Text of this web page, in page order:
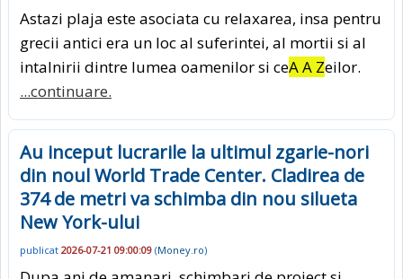
Astazi plaja este asociata cu relaxarea, insa pentru
grecii antici era un loc al suferintei, al mortii si al
intalnirii dintre lumea oamenilor si ceA A Zeilor.
...continuare.
Au inceput lucrarile la ultimul zgarie-nori
din noul World Trade Center. Cladirea de
374 de metri va schimba din nou silueta
New York-ului
publicat 2026-07-21 09:00:09 (Money.ro)